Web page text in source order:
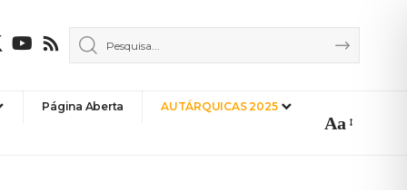
Página Aberta AUTÁRQUICAS 2025
Aa